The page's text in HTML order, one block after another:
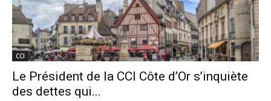
CCI
Le Président de la CCI Côte d’Or s’inquiète
des dettes qui...